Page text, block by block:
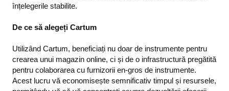
înțelegerile stabilite.
De ce să alegeți Cartum
Utilizând Cartum, beneficiați nu doar de instrumente pentru
crearea unui magazin online, ci și de o infrastructură pregătită
pentru colaborarea cu furnizorii en-gros de instrumente.
Acest lucru vă economisește semnificativ timpul și resursele,